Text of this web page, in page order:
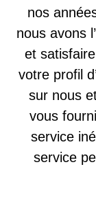
nos
nous avons
et
votre profil
sur nous
vous
service
service